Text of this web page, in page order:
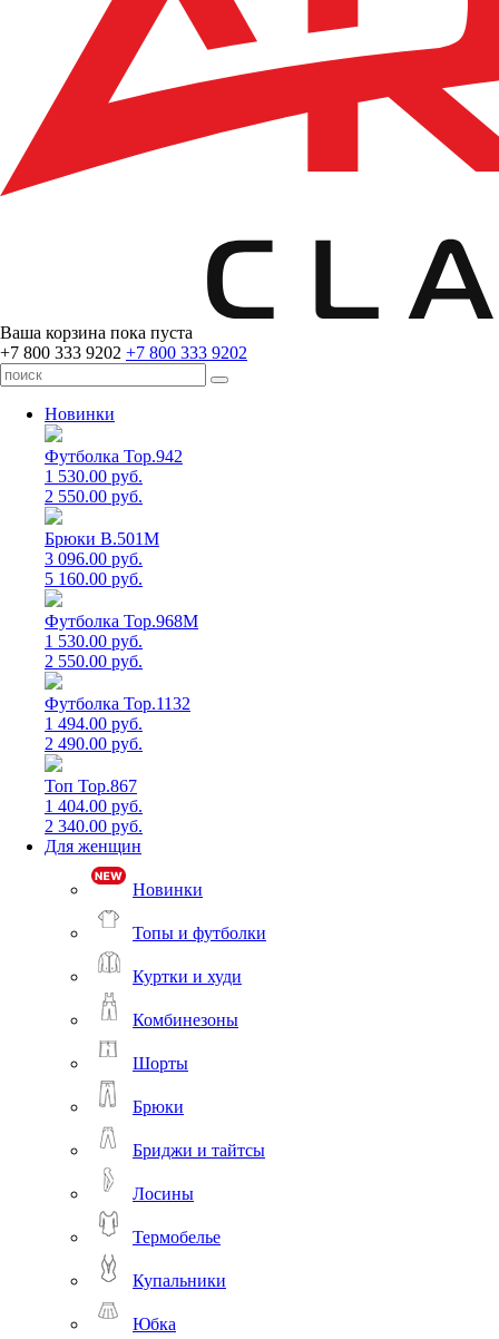
Ваша корзина пока пуста
+7 800 333 9202 +7 800 333 9202
Новинки
Футболка Top.942
1 530.00 руб.
2 550.00 руб.
Брюки B.501M
3 096.00 руб.
5 160.00 руб.
Футболка Top.968M
1 530.00 руб.
2 550.00 руб.
Футболка Top.1132
1 494.00 руб.
2 490.00 руб.
Топ Top.867
1 404.00 руб.
2 340.00 руб.
Для женщин
Новинки
Топы и футболки
Куртки и худи
Комбинезоны
Шорты
Брюки
Бриджи и тайтсы
Лосины
Термобелье
Купальники
Юбка